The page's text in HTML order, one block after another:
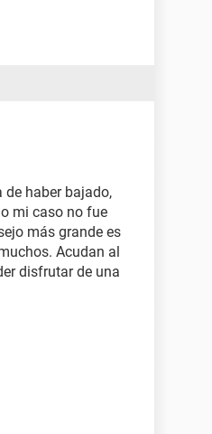
de haber bajado,
mi caso no fue
más grande es
Acudan al
disfrutar de una